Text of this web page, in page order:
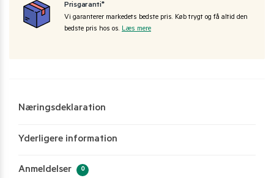
Prisgaranti*
Vi garanterer markedets bedste pris. Køb trygt og få altid den
bedste pris hos os. Læs mere
Næringsdeklaration
Yderligere information
Anmeldelser 0